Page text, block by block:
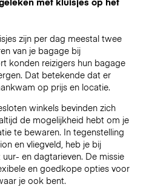
zijn per dag meestal twee
van je bagage bij
konden reizigers hun bagage
Dat betekende dat er
op prijs en locatie.
winkels bevinden zich
de mogelijkheid hebt om je
te bewaren. In tegenstelling
en vliegveld, heb je bij
en dagtarieven. De missie
en goedkope opties voor
je ook bent.